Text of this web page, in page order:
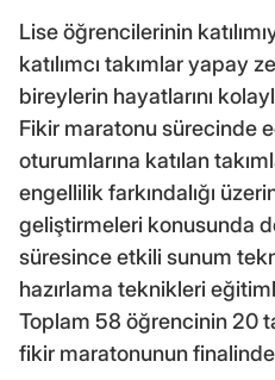
Lise öğrencilerinin
katılımcı takımlar yapay
bireylerin hayatlarını
Fikir maratonu sürecinde
oturumlarına katılan
engellilik farkındalığı
geliştirmeleri konusunda
süresince etkili sunum
hazırlama teknikleri
Toplam 58 öğrencinin 20
fikir maratonunun finalinde